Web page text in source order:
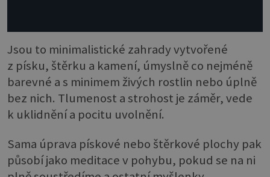
Jsou to minimalistické zahrady vytvořené
z písku, štěrku a kamení, úmyslně co nejméně
barevné a s minimem živých rostlin nebo úplně
bez nich. Tlumenost a strohost je záměr, vede
k uklidnění a pocitu uvolnění.
Sama úprava pískové nebo štěrkové plochy pak
působí jako meditace v pohybu, pokud se na ni